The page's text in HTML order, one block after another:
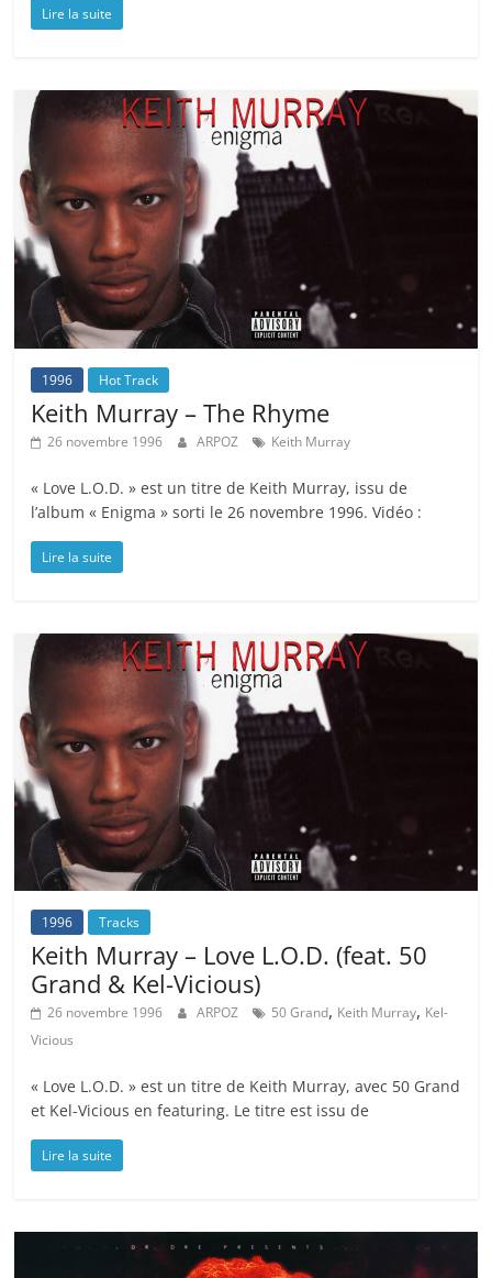
Lire la suite
1996 Hot Track
Keith Murray – The Rhyme
26 novembre 1996 ARPOZ Keith Murray
« Love L.O.D. » est un titre de Keith Murray, issu de
l’album « Enigma » sorti le 26 novembre 1996. Vidéo :
Lire la suite
1996 Tracks
Keith Murray – Love L.O.D. (feat. 50
Grand & Kel-Vicious)
26 novembre 1996 ARPOZ 50 Grand, Keith Murray, Kel-
Vicious
« Love L.O.D. » est un titre de Keith Murray, avec 50 Grand
et Kel-Vicious en featuring. Le titre est issu de
Lire la suite